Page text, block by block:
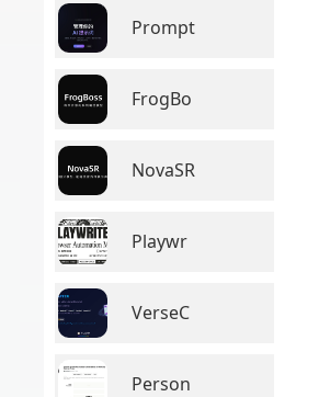
Prompt
FrogBo
NovaSR
Playwr
VerseC
Person